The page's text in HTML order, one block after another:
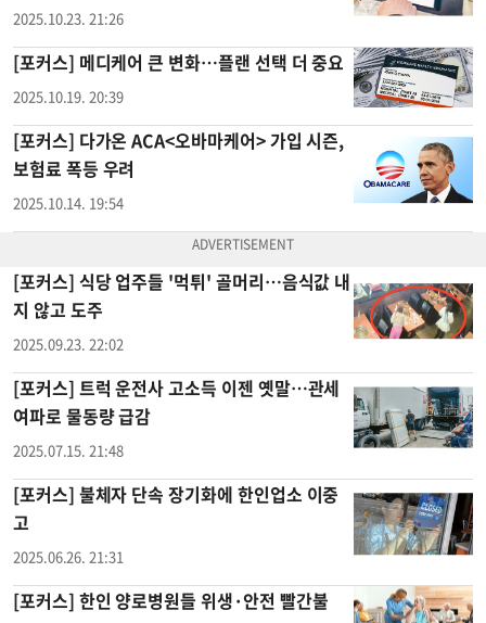
2025.10.23. 21:26
[포커스] 메디케어 큰 변화…플랜 선택 더 중요
2025.10.19. 20:39
[포커스] 다가온 ACA<오바마케어> 가입 시즌,
보험료 폭등 우려
2025.10.14. 19:54
[포커스] 식당 업주들 '먹튀' 골머리…음식값 내
지 않고 도주
2025.09.23. 22:02
[포커스] 트럭 운전사 고소득 이젠 옛말…관세
여파로 물동량 급감
2025.07.15. 21:48
[포커스] 불체자 단속 장기화에 한인업소 이중
고
2025.06.26. 21:31
[포커스] 한인 양로병원들 위생·안전 빨간불